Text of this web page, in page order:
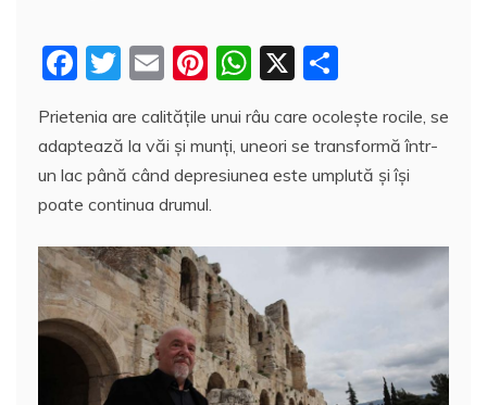
F
c
e
b
o
o
k
T
itt
er
E
ai
l
Pi
er
e
st
W
at
s
p
X
rt
aj
a
z
Prietenia are calitățile unui râu care ocolește rocile, se
adaptează la văi și munți, uneori se transformă într-
un lac până când depresiunea este umplută și își
poate continua drumul.